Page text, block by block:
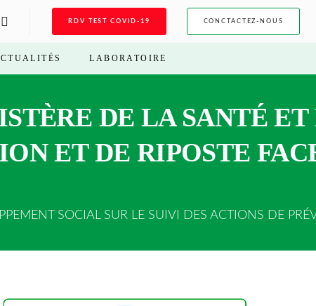
RDV TEST COVID-19 CONCTACTEZ-NOUS
LABORATOIRE
DE LA SANTÉ
ET DE RIPOSTE
SOCIAL SUR LE SUIVI DES ACTIONS DE